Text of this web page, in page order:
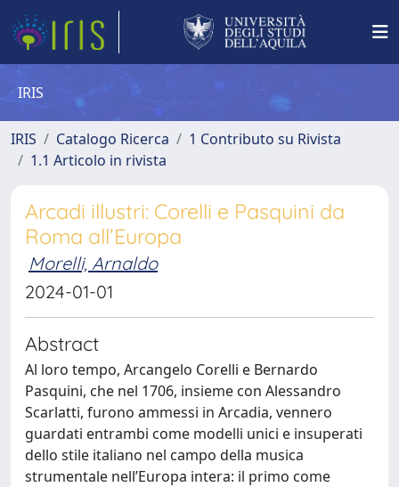
IRIS
IRIS Catalogo Ricerca
1 Contributo su Rivista
1.1 Articolo in rivista
Arcadi illustri: Corelli e Pasquini da
Roma all’Europa
Morelli, Arnaldo
2024-01-01
Abstract
Al loro tempo, Arcangelo Corelli e Bernardo
Pasquini, che nel 1706, insieme con Alessandro
Scarlatti, furono ammessi in Arcadia, vennero
guardati entrambi come modelli unici e insuperati
dello stile italiano nel campo della musica
strumentale nell’Europa intera: il primo come